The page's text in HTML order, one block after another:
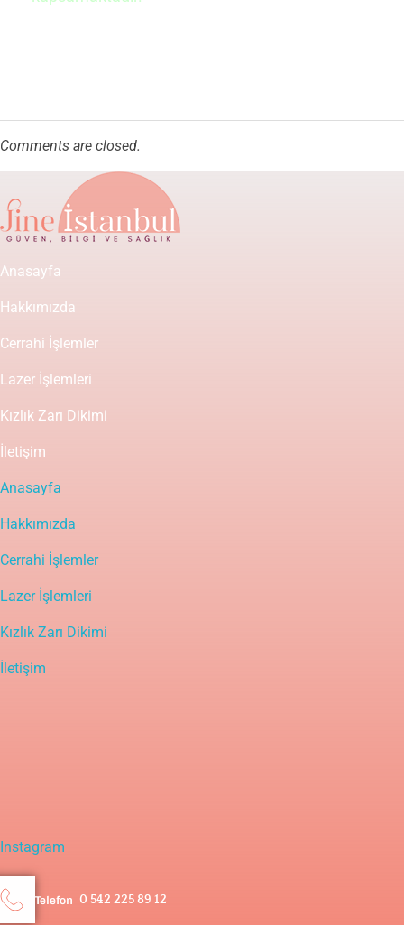
Comments are closed.
Anasayfa
Hakkımızda
Cerrahi İşlemler
Lazer İşlemleri
Kızlık Zarı Dikimi
İletişim
Anasayfa
Hakkımızda
Cerrahi İşlemler
Lazer İşlemleri
Kızlık Zarı Dikimi
İletişim
Instagram
Telefon 0 542 225 89 12